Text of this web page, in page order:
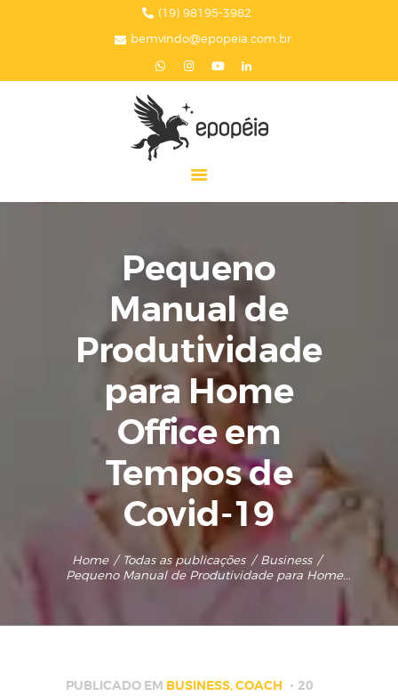
(19) 98195-3982
bemvindo@epopeia.com.br
Pequeno
Manual de
Produtividade
para Home
Office em
Tempos de
Covid-19
Home Todas as publicações
Business
Pequeno Manual de Produtividade para Home...
A EPOPÉIA
SERVIÇOS
EPOPÉIA NA MÍDIA
PRESENTES
PUBLICADO EM BUSINESS,COACH
20